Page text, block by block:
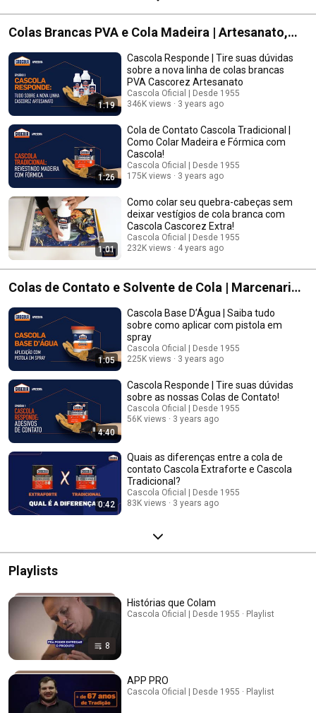
Colas Brancas PVA e Cola Madeira | Artesanato,
Marcenaria, Montagem de Móveis, Bricolagem
1:19
Cascola Responde | Tire suas dúvidas
sobre a nova linha de colas brancas
PVA Cascorez Artesanato
Cascola Oficial | Desde 1955
346K views
3 years ago
1:26
Cola de Contato Cascola Tradicional |
Como Colar Madeira e Fórmica com
Cascola!
Cascola Oficial | Desde 1955
175K views
3 years ago
1:01
Como colar seu quebra-cabeças sem
deixar vestígios de cola branca com
Cascola Cascorez Extra!​
Cascola Oficial | Desde 1955
232K views
4 years ago
Colas de Contato e Solvente de Cola | Marcenaria,
Carpintaria, Montagem de Móveis, Sapataria,
Artesanato
1:05
Cascola Base D’Água | Saiba tudo
sobre como aplicar com pistola em
spray​
Cascola Oficial | Desde 1955
225K views
3 years ago
4:40
Cascola Responde | Tire suas dúvidas
sobre as nossas Colas de Contato!
Cascola Oficial | Desde 1955
56K views
3 years ago
0:42
Quais as diferenças entre a cola de
contato Cascola Extraforte e Cascola
Tradicional? ​
Cascola Oficial | Desde 1955
83K views
3 years ago
Playlists
8
Histórias que Colam
Cascola Oficial | Desde 1955 · Playlist
APP PRO
Cascola Oficial | Desde 1955 · Playlist